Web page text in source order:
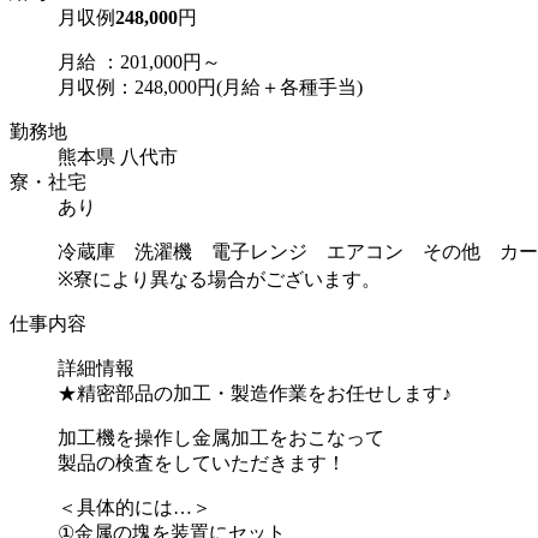
月収例248,000円
月給 ：201,000円～
月収例：248,000円(月給＋各種手当)
勤務地
熊本県 八代市
寮・社宅
あり
冷蔵庫 洗濯機 電子レンジ エアコン その他 カー
※寮により異なる場合がございます。
仕事内容
詳細情報
★精密部品の加工・製造作業をお任せします♪
加工機を操作し金属加工をおこなって
製品の検査をしていただきます！
＜具体的には…＞
①金属の塊を装置にセット